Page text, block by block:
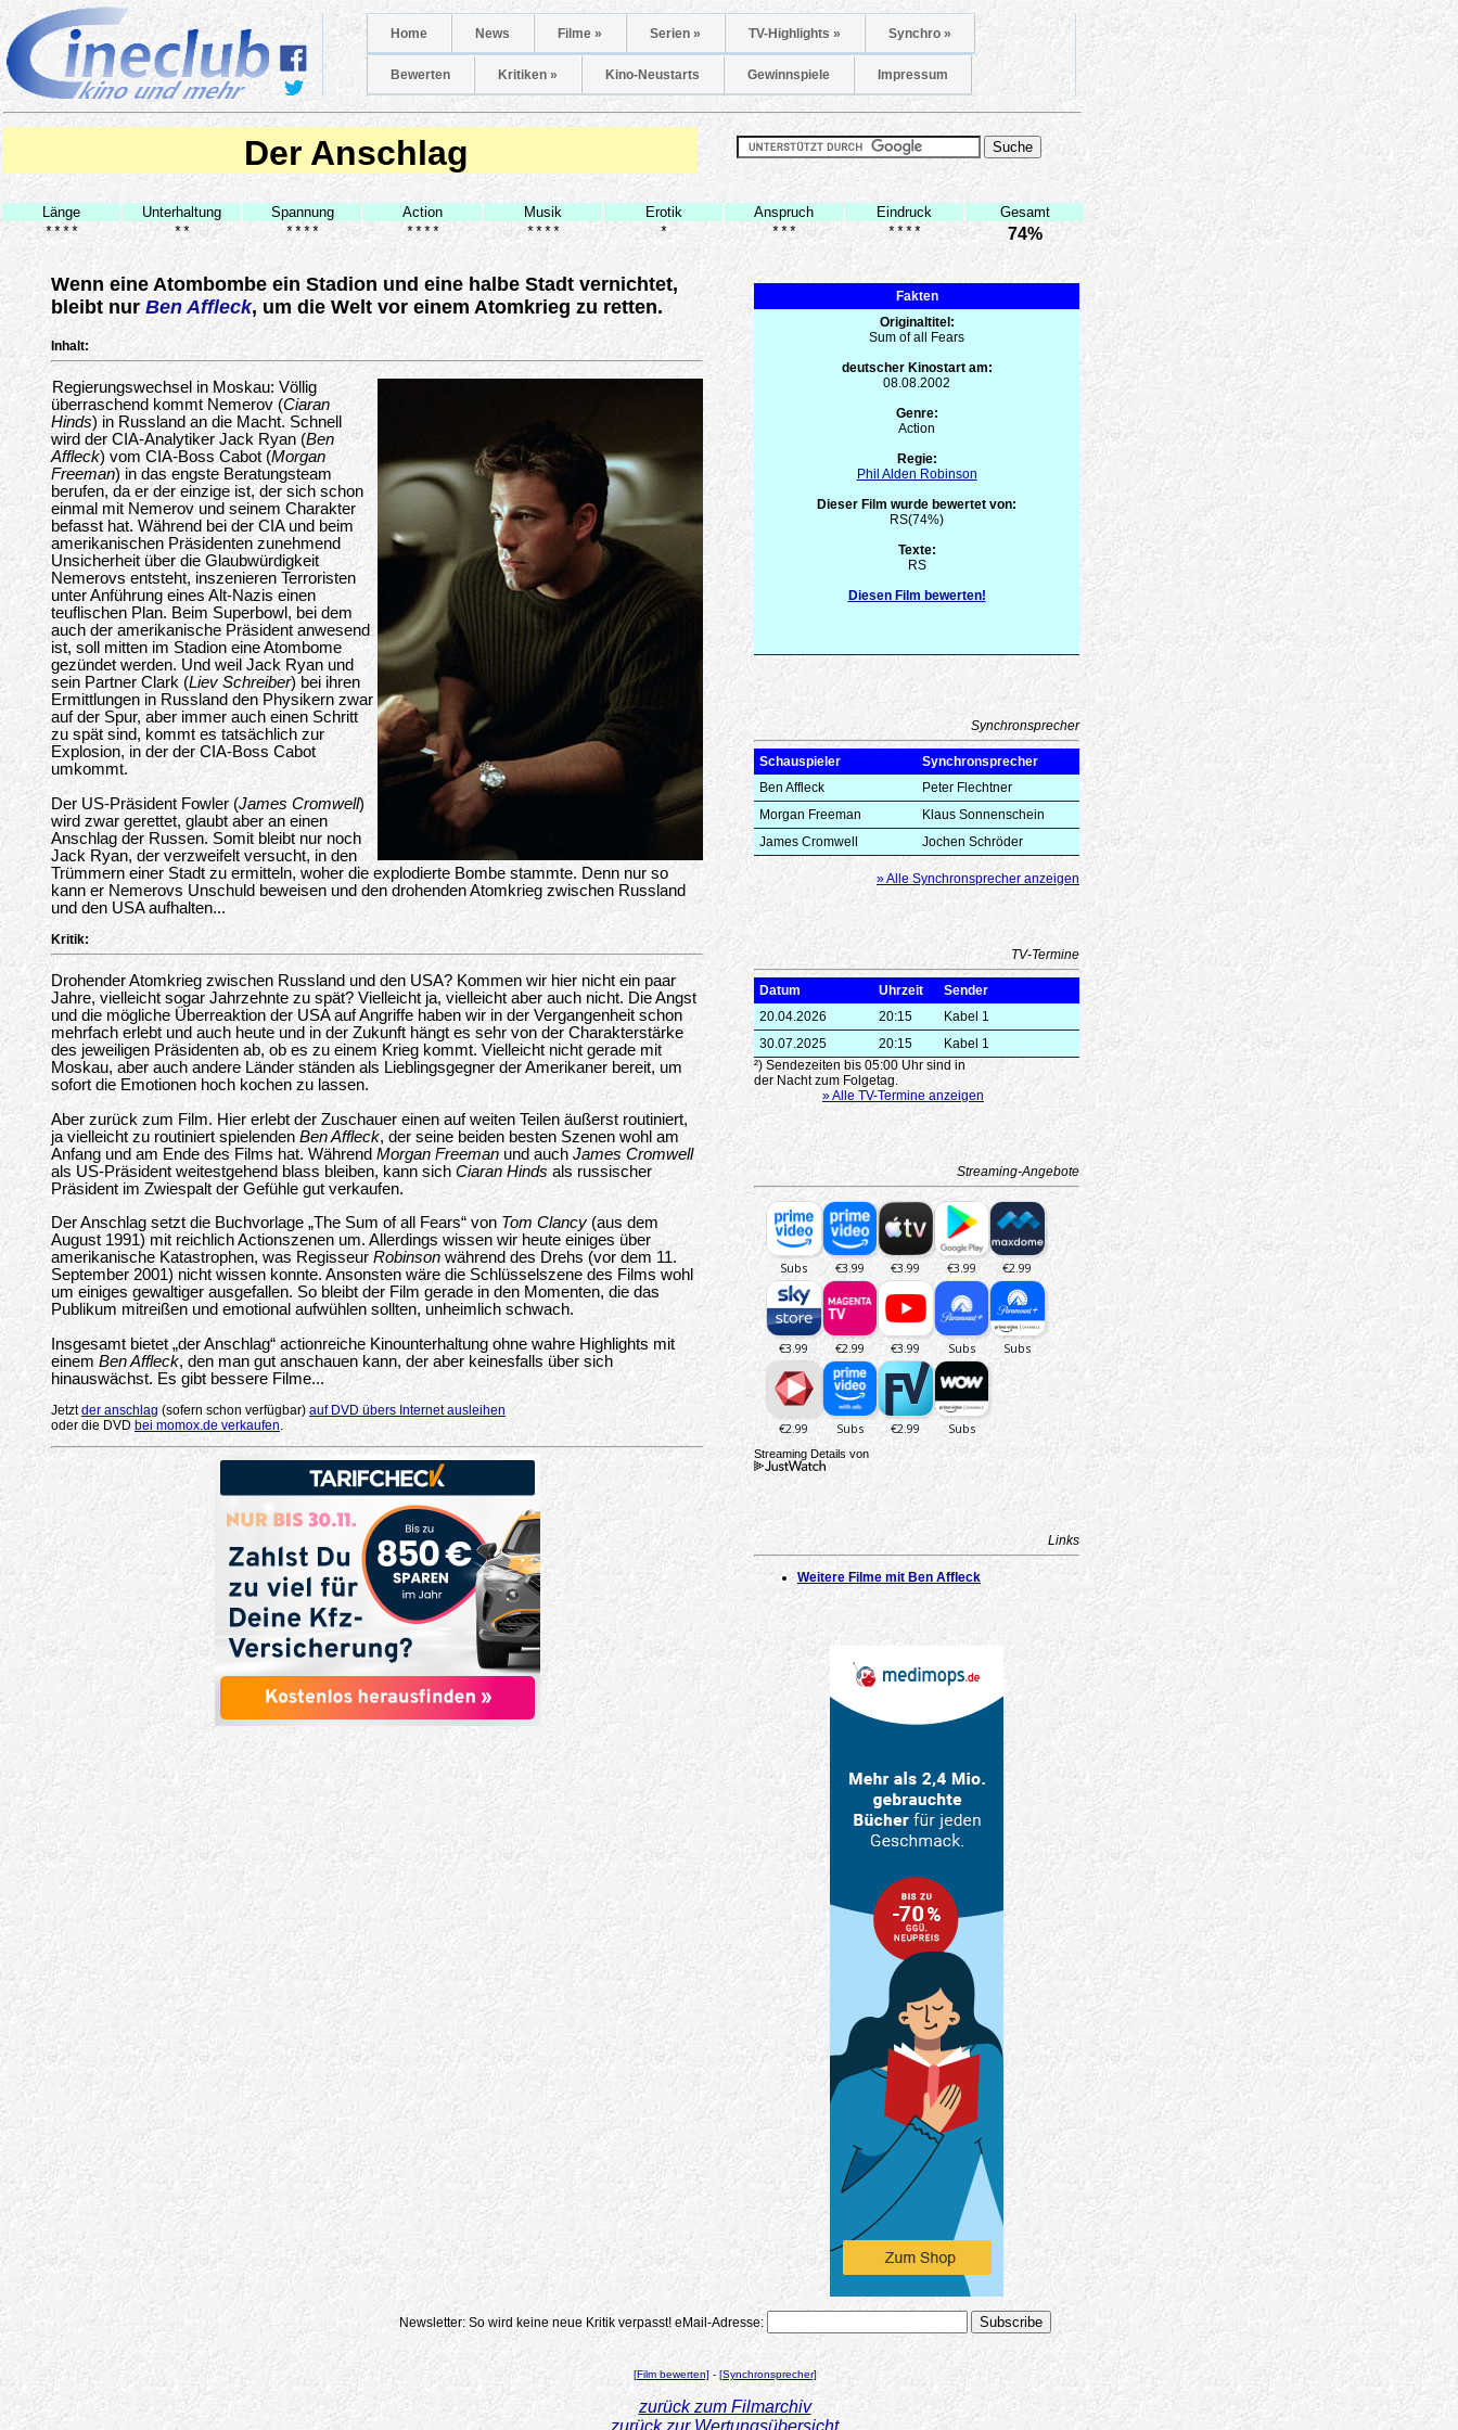
Home News Filme » Serien » TV-Highlights » Synchro »
Bewerten Kritiken » Kino-Neustarts Gewinnspiele Impressum
Der Anschlag
Länge Unterhaltung Spannung Action Musik Erotik Anspruch Eindruck
Gesamt
****
** **** **** **** * *** **** 74%
Wenn eine Atombombe ein Stadion und eine halbe Stadt vernichtet,
bleibt nur Ben Affleck, um die Welt vor einem Atomkrieg zu retten.
Inhalt:
Regierungswechsel in Moskau: Völlig
überraschend kommt Nemerov (Ciaran
Hinds) in Russland an die Macht. Schnell
wird der CIA-Analytiker Jack Ryan (Ben
Affleck) vom CIA-Boss Cabot (Morgan
Freeman) in das engste Beratungsteam
berufen, da er der einzige ist, der sich schon
einmal mit Nemerov und seinem Charakter
befasst hat. Während bei der CIA und beim
amerikanischen Präsidenten zunehmend
Unsicherheit über die Glaubwürdigkeit
Nemerovs entsteht, inszenieren Terroristen
unter Anführung eines Alt-Nazis einen
teuflischen Plan. Beim Superbowl, bei dem
auch der amerikanische Präsident anwesend
ist, soll mitten im Stadion eine Atombome
gezündet werden. Und weil Jack Ryan und
sein Partner Clark (Liev Schreiber) bei ihren
Ermittlungen in Russland den Physikern zwar
auf der Spur, aber immer auch einen Schritt
zu spät sind, kommt es tatsächlich zur
Explosion, in der der CIA-Boss Cabot
umkommt.
Der US-Präsident Fowler (James Cromwell)
wird zwar gerettet, glaubt aber an einen
Anschlag der Russen. Somit bleibt nur noch
Jack Ryan, der verzweifelt versucht, in den
Trümmern einer Stadt zu ermitteln, woher die explodierte Bombe stammte. Denn nur so
kann er Nemerovs Unschuld beweisen und den drohenden Atomkrieg zwischen Russland
und den USA aufhalten...
Kritik:
Drohender Atomkrieg zwischen Russland und den USA? Kommen wir hier nicht ein paar
Jahre, vielleicht sogar Jahrzehnte zu spät? Vielleicht ja, vielleicht aber auch nicht. Die Angst
und die mögliche Überreaktion der USA auf Angriffe haben wir in der Vergangenheit schon
mehrfach erlebt und auch heute und in der Zukunft hängt es sehr von der Charakterstärke
des jeweiligen Präsidenten ab, ob es zu einem Krieg kommt. Vielleicht nicht gerade mit
Moskau, aber auch andere Länder ständen als Lieblingsgegner der Amerikaner bereit, um
sofort die Emotionen hoch kochen zu lassen.
Aber zurück zum Film. Hier erlebt der Zuschauer einen auf weiten Teilen äußerst routiniert,
ja vielleicht zu routiniert spielenden Ben Affleck, der seine beiden besten Szenen wohl am
Anfang und am Ende des Films hat. Während Morgan Freeman und auch James Cromwell
als US-Präsident weitestgehend blass bleiben, kann sich Ciaran Hinds als russischer
Präsident im Zwiespalt der Gefühle gut verkaufen.
Der Anschlag setzt die Buchvorlage „The Sum of all Fears“ von Tom Clancy (aus dem
August 1991) mit reichlich Actionszenen um. Allerdings wissen wir heute einiges über
amerikanische Katastrophen, was Regisseur Robinson während des Drehs (vor dem 11.
September 2001) nicht wissen konnte. Ansonsten wäre die Schlüsselszene des Films wohl
um einiges gewaltiger ausgefallen. So bleibt der Film gerade in den Momenten, die das
Publikum mitreißen und emotional aufwühlen sollten, unheimlich schwach.
Insgesamt bietet „der Anschlag“ actionreiche Kinounterhaltung ohne wahre Highlights mit
einemBen Affleck, den man gut anschauen kann, der aber keinesfalls über sich
hinauswächst. Es gibt bessere Filme...
Jetztder anschlag (sofern schon verfügbar) auf DVD übers Internet ausleihen
oder die DVD bei momox.de verkaufen.
Fakten
Originaltitel:
Sum of all Fears
deutscher Kinostart am:
08.08.2002
Genre:
Action
Regie:
Phil Alden Robinson
Dieser Film wurde bewertet von:
RS(74%)
Texte:
RS
Diesen Film bewerten!
Synchronsprecher
Schauspieler
Synchronsprecher
Ben Affleck
Peter Flechtner
Morgan Freeman
Klaus Sonnenschein
James Cromwell
Jochen Schröder
» Alle Synchronsprecher anzeigen
TV-Termine
Datum Uhrzeit
Sender
20.04.2026
20:15
Kabel 1
30.07.2025
20:15
Kabel 1
²) Sendezeiten bis 05:00 Uhr sind in
der Nacht zum Folgetag.
» Alle TV-Termine anzeigen
Streaming-Angebote
Streaming Details von
Links
Weitere Filme mit Ben Affleck
Newsletter: So wird keine neue Kritik verpasst! eMail-Adresse:
[Film bewerten] - [Synchronsprecher]
zurück zum Filmarchiv
zurück zur Wertungsübersicht